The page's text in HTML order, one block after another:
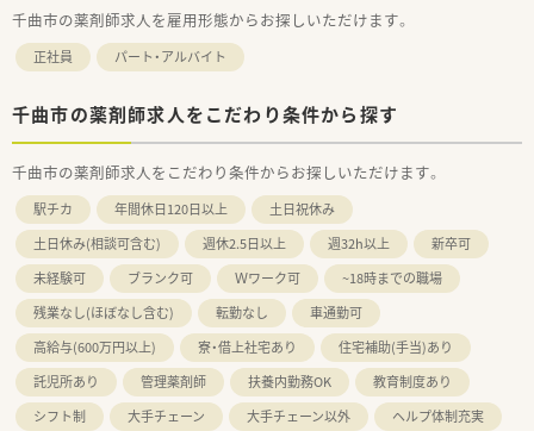
千曲市の薬剤師求人を雇用形態からお探しいただけます。
正社員 パート・アルバイト
千曲市の薬剤師求人をこだわり条件から探す
千曲市の薬剤師求人をこだわり条件からお探しいただけます。
駅チカ 年間休日120日以上
土日祝休み
土日休み(相談可含む)
週休2.5日以上 週32h以上
新卒可
未経験可
ブランク可 Ｗワーク可
~18時までの職場
残業なし(ほぼなし含む)
転勤なし
車通勤可
高給与(600万円以上)
寮・借上社宅あり
住宅補助(手当)あり
託児所あり
管理薬剤師 扶養内勤務OK
教育制度あり
シフト制
大手チェーン 大手チェーン以外
ヘルプ体制充実